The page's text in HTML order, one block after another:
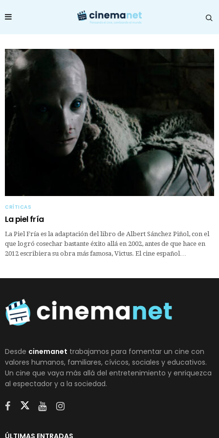
CRÍTICAS
La piel fría
La Piel Fría es la adaptación del libro de Albert Sánchez Piñol, con el
que logró cosechar bastante éxito allá en 2002, antes de que hace en
2012 escribiera su obra más famosa, Victus. El cine español…
Desde cinemanet trabajamos para fomentar un cine con
valores humanos, familiares, cívicos, sociales y educativos.
Un cine que vaya más allá del entretenimiento y enriquezca
al espectador y a la sociedad.
ÚLTIMAS ENTRADAS